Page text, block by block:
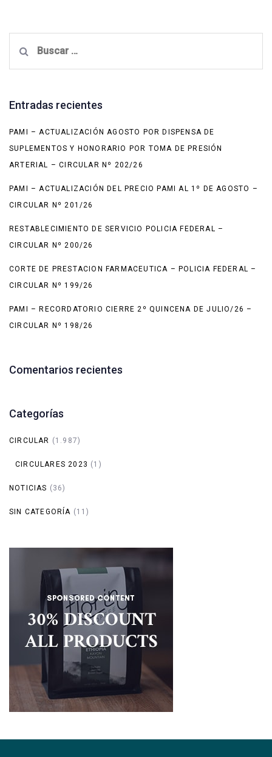
Entradas recientes
PAMI – ACTUALIZACIÓN AGOSTO POR DISPENSA DE
SUPLEMENTOS Y HONORARIO POR TOMA DE PRESIÓN
ARTERIAL – CIRCULAR Nº 202/26
PAMI – ACTUALIZACIÓN DEL PRECIO PAMI AL 1º DE AGOSTO –
CIRCULAR Nº 201/26
RESTABLECIMIENTO DE SERVICIO POLICIA FEDERAL –
CIRCULAR Nº 200/26
CORTE DE PRESTACION FARMACEUTICA – POLICIA FEDERAL –
CIRCULAR Nº 199/26
PAMI – RECORDATORIO CIERRE 2º QUINCENA DE JULIO/26 –
CIRCULAR Nº 198/26
Comentarios recientes
Categorías
CIRCULAR (1.987)
CIRCULARES 2023 (1)
NOTICIAS (36)
SIN CATEGORÍA (11)